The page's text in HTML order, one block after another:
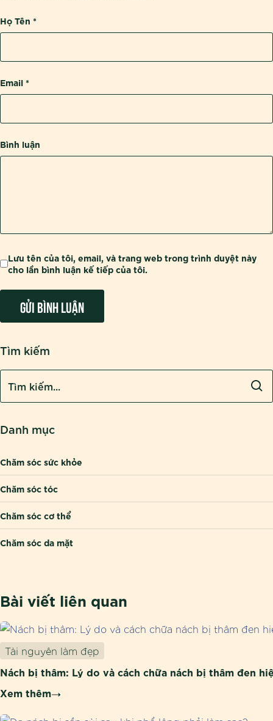
Bình luận
Họ Tên *
Email *
Lưu tên của tôi, email, và trang web trong trình duyệt này
cho lần bình luận kế tiếp của tôi.
Tìm kiếm
Danh mục
Chăm sóc sức khỏe
Chăm sóc tóc
Chăm sóc cơ thể
Chăm sóc da mặt
Bài viết liên quan
Tài nguyên làm đẹp
Nách bị thâm: Lý do và cách chữa nách bị thâm đen
Xem thêm